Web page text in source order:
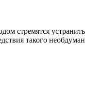
стремятся
такого